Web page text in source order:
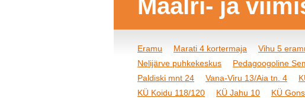
Maalri- ja
Eramu Marati 4 kortermaja Vihu 5
Nelijärve puhkekeskus
Pedagoogoline
Paldiski mnt 24
Vana-Viru 13/Aia tn. 4
KÜ Koidu 118/120
KÜ Jahu 10 KÜ